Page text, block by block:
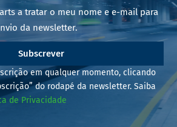
a tratar o meu nome e e-mail para
da newsletter.
Subscrever
em qualquer momento, clicando
do rodapé da newsletter. Saiba
de Privacidade